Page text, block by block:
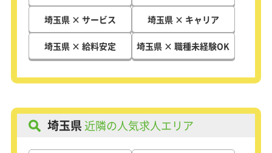
埼玉県 × サービス 埼玉県 × キャリア
埼玉県 × 給料安定 埼玉県 × 職種未経験OK
埼玉県 近隣の人気求人エリア